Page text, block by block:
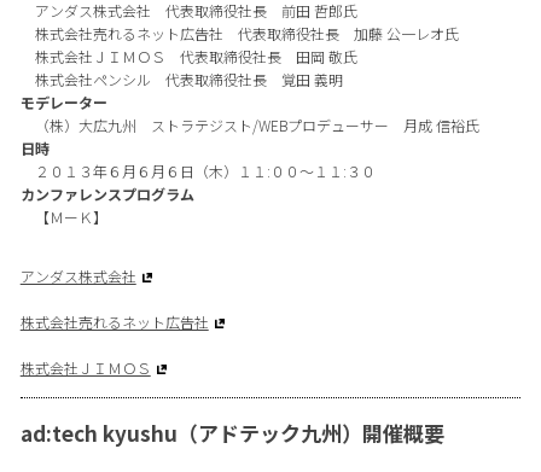
アンダス株式会社 代表取締役社長 前田 哲郎氏
株式会社売れるネット広告社 代表取締役社長 加藤 公一レオ氏
株式会社ＪＩＭＯＳ 代表取締役社長 田岡 敬氏
株式会社ペンシル 代表取締役社長 覚田 義明
モデレーター
（株）大広九州 ストラテジスト/WEBプロデューサー 月成 信裕氏
日時
２０１３年６月６月６日（木）１１:００～１１:３０
カンファレンスプログラム
【ＭーＫ】
アンダス株式会社
株式会社売れるネット広告社
株式会社ＪＩＭＯＳ
ad:tech kyushu（アドテック九州）開催概要